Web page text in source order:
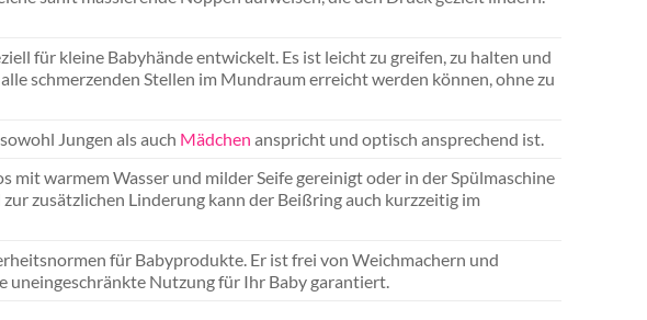
für kleine Babyhände entwickelt. Es ist leicht zu greifen, zu halten und
schmerzenden Stellen im Mundraum erreicht werden können, ohne zu
Jungen als auch Mädchen anspricht und optisch ansprechend ist.
mit warmem Wasser und milder Seife gereinigt oder in der Spülmaschine
zusätzlichen Linderung kann der Beißring auch kurzzeitig im
für Babyprodukte. Er ist frei von Weichmachern und
uneingeschränkte Nutzung für Ihr Baby garantiert.